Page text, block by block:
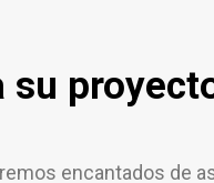
su
encantados de